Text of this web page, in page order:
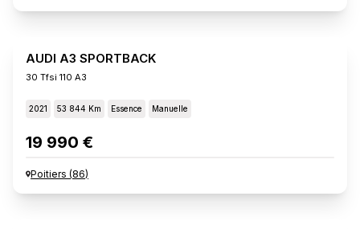
AUDI A3 SPORTBACK
30 Tfsi 110 A3
2021 53 844 Km Essence Manuelle
19 990 €
Poitiers (86)